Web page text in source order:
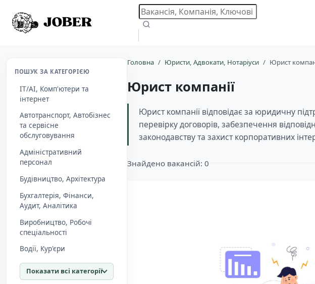
ПОШУК ЗА КАТЕГОРІЄЮ
IT/AI, Комп'ютери та
інтернет
Автотранспорт, Автобізнес
та сервісне
обслуговування
Адміністративний
персонал
Будівництво, Архітектура
Бухгалтерія, Фінанси,
Aудит, Аналітика
Виробництво, Робочі
спеціальності
Водії, Кур'єри
Показати всі категорії
Головна Юристи, Адвокати, Нотаріуси Юрист
Юрист компанії
Юрист компанії відповідає за юридичну
перевірку договорів, забезпечення
законодавству та захист корпоративних
Знайдено вакансій: 0